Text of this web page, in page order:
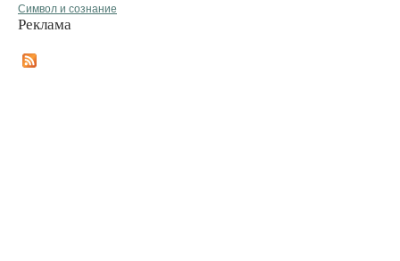
Символ и сознание
Реклама